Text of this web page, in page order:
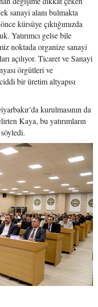
sanayi alanı bulmakta
kürsüye çıktığımızda
Yatırımcı gelse bile
noktada organize sanayi
açılıyor. Ticaret ve Sanayi
örgütleri ve
bir üretim altyapısı
kurulmasının da
Kaya, bu yatırımların